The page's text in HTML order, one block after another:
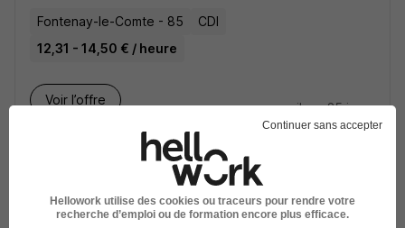
Fontenay-le-Comte - 85
CDI
12,31 - 14,50 € / heure
Voir l’offre
il y a 25 jours
Conducteur de Machines H/F
Fontenay-le-Comte - 85 Intérim
12,31 € / heure
Continuer sans accepter
Hellowork utilise des cookies ou traceurs pour rendre votre
recherche d’emploi ou de formation encore plus efficace.